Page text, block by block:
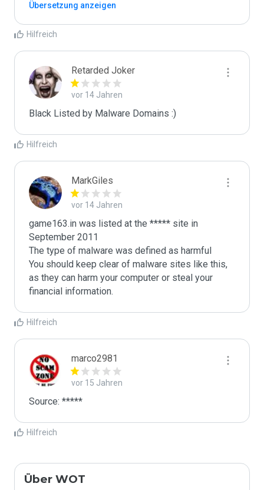
Übersetzung anzeigen
Hilfreich
Retarded Joker
vor 14 Jahren
Black Listed by Malware Domains :)
Hilfreich
MarkGiles
vor 14 Jahren
game163.in was listed at the ***** site in
September 2011
The type of malware was defined as harmful
You should keep clear of malware sites like this,
as they can harm your computer or steal your
Hilfreich
marco2981
vor 15 Jahren
Source: *****
Hilfreich
Über WOT